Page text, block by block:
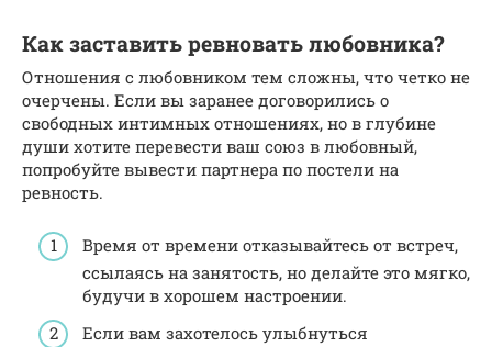
Как заставить ревновать любовника?
Отношения с любовником тем сложны, что четко не
очерчены. Если вы заранее договорились о
свободных интимных отношениях, но в глубине
души хотите перевести ваш союз в любовный,
попробуйте вывести партнера по постели на
ревность.
Время от времени отказывайтесь от встреч,
ссылаясь на занятость, но делайте это мягко,
будучи в хорошем настроении.
Если вам захотелось улыбнуться